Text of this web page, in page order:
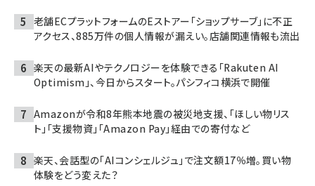
老舗ECプラットフォームのEストアー「ショップサーブ」に不正
アクセス、885万件の個人情報が漏えい。店舗関連情報も流出
楽天の最新AIやテクノロジーを体験できる「Rakuten AI
Optimism」、今日からスタート。パシフィコ横浜で開催
Amazonが令和8年熊本地震の被災地支援、「ほしい物リス
ト」「支援物資」「Amazon Pay」経由での寄付など
楽天、会話型の「AIコンシェルジュ」で注文額17％増。買い物
体験をどう変えた？